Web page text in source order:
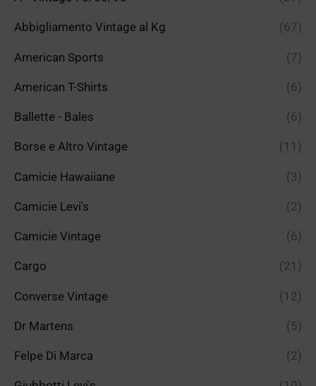
Abbigliamento Vintage al Kg (67)
American Sports (7)
American T-Shirts (6)
Ballette - Bales (6)
Borse e Altro Vintage (11)
Camicie Hawaiiane (3)
Camicie Levi's (2)
Camicie Vintage (6)
Cargo (21)
Converse Vintage (12)
Dr Martens (5)
Felpe Di Marca (2)